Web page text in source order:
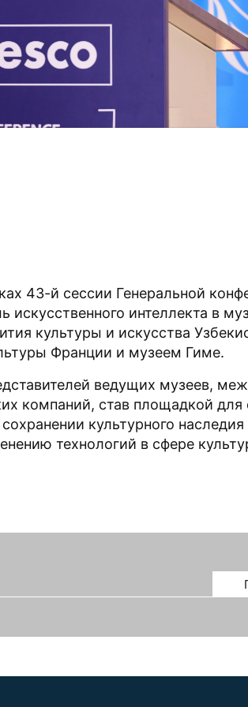
43-й сессии Генеральной
искусственного интеллекта в
культуры и искусства
Франции и музеем Гиме.
ведущих музеев,
компаний, став площадкой
культурного
технологий в сфере